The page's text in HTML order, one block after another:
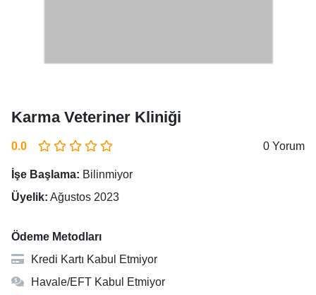
Karma Veteriner Kliniği
0.0 0 Yorum
İşe Başlama: Bilinmiyor
Üyelik: Ağustos 2023
Ödeme Metodları
Kredi Kartı Kabul Etmiyor
Havale/EFT Kabul Etmiyor